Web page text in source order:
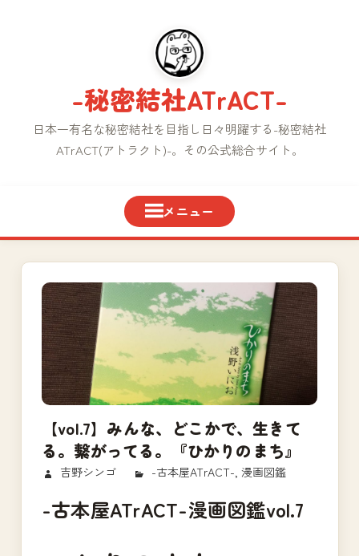
-秘密結社ATrACT-
日本一有名な秘密結社を目指し日々明躍する-秘密結社
ATrACT(アトラクト)-。その公式総合サイト。
【vol.7】みんな、どこかで、生きて
る。繋がってる。『ひかりのまち』
2017/08/18
吉野シンゴ -古本屋ATrACT-,漫画図鑑
-古本屋ATrACT-漫画図鑑vol.7